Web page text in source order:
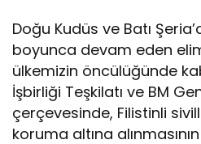
Doğu Kudüs ve Batı
boyunca devam eden
ülkemizin öncülüğünde
İşbirliği Teşkilatı ve BM
çerçevesinde, Filistinli
koruma altına